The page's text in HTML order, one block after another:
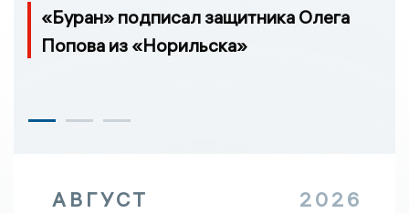
«Буран» подписал защитника Олега
Попова из «Норильска»
АВГУСТ 2026